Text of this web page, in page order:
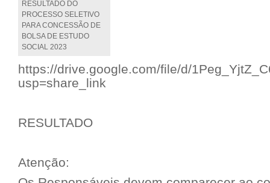
RESULTADO DO
PROCESSO SELETIVO
PARA CONCESSÃO DE
BOLSA DE ESTUDO
SOCIAL 2023
https://drive.google.com/file/d/
usp=share_link
RESULTADO
Atenção: